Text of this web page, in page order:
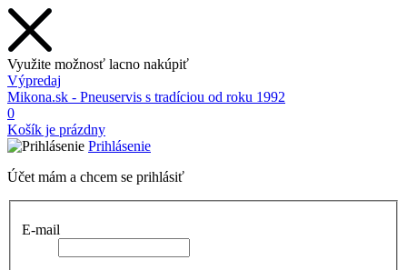
Využite možnosť lacno nakúpiť
Výpredaj
Mikona.sk - Pneuservis s tradíciou od roku 1992
0
Košík je prázdny
Prihlásenie
Účet mám a chcem se prihlásiť
E-mail